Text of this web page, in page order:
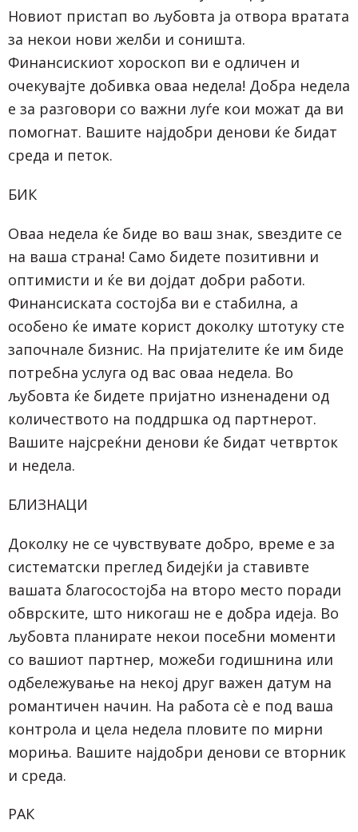
Новиот пристап во љубовта ја отвора вратата
за некои нови желби и соништа.
Финансискиот хороскоп ви е одличен и
очекувајте добивка оваа недела! Добра недела
е за разговори со важни луѓе кои можат да ви
помогнат. Вашите најдобри денови ќе бидат
среда и петок.
БИК
Оваа недела ќе биде во ваш знак, ѕвездите се
на ваша страна! Само бидете позитивни и
оптимисти и ќе ви дојдат добри работи.
Финансиската состојба ви е стабилна, а
особено ќе имате корист доколку штотуку сте
започнале бизнис. На пријателите ќе им биде
потребна услуга од вас оваа недела. Во
љубовта ќе бидете пријатно изненадени од
количеството на поддршка од партнерот.
Вашите најсреќни денови ќе бидат четврток
и недела.
БЛИЗНАЦИ
Доколку не се чувствувате добро, време е за
систематски преглед бидејќи ја ставивте
вашата благосостојба на второ место поради
обврските, што никогаш не е добра идеја. Во
љубовта планирате некои посебни моменти
со вашиот партнер, можеби годишнина или
одбележување на некој друг важен датум на
романтичен начин. На работа сè е под ваша
контрола и цела недела пловите по мирни
мориња. Вашите најдобри денови се вторник
и среда.
РАК